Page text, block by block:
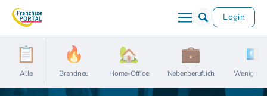
Login
Alle Brandneu Home-Office Nebenberuflich Wenig